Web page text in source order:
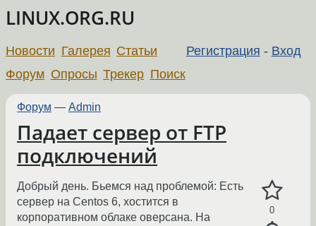
LINUX.ORG.RU
Регистрация - Вход
Новости Галерея Статьи
Форум Опросы Трекер Поиск
Форум — Admin
Падает сервер от FTP
подключений
0
Добрый день. Бьемся над проблемой: Есть
сервер на Centos 6, хостится в
корпоративном облаке оверсана. На